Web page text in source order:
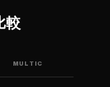
較
MULTIC